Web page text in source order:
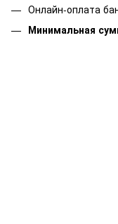
Онлайн-оплата
Минимальная